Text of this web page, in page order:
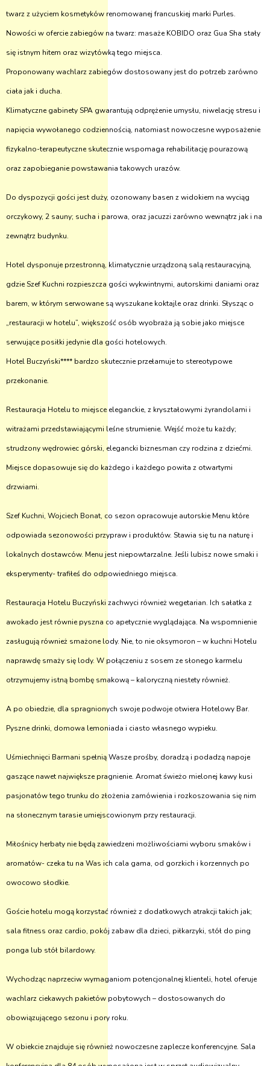
twarz z użyciem kosmetyków renomowanej francuskiej marki Purles.
Nowości w ofercie zabiegów na twarz: masaże KOBIDO oraz Gua Sha stały
się istnym hitem oraz wizytówką tego miejsca.
Proponowany wachlarz zabiegów dostosowany jest do potrzeb zarówno
ciała jak i ducha.
Klimatyczne gabinety SPA gwarantują odprężenie umysłu, niwelację stresu i
napięcia wywołanego codziennością, natomiast nowoczesne wyposażenie
fizykalno-terapeutyczne skutecznie wspomaga rehabilitację pourazową
oraz zapobieganie powstawania takowych urazów.
Do dyspozycji gości jest duży, ozonowany basen z widokiem na wyciąg
orczykowy, 2 sauny; sucha i parowa, oraz jacuzzi zarówno wewnątrz jak i na
zewnątrz budynku.
Hotel dysponuje przestronną, klimatycznie urządzoną salą restauracyjną,
gdzie Szef Kuchni rozpieszcza gości wykwintnymi, autorskimi daniami oraz
barem, w którym serwowane są wyszukane koktajle oraz drinki. Słysząc o
„restauracji w hotelu”, większość osób wyobraża ją sobie jako miejsce
serwujące posiłki jedynie dla gości hotelowych.
Hotel Buczyński**** bardzo skutecznie przełamuje to stereotypowe
przekonanie.
Restauracja Hotelu to miejsce eleganckie, z kryształowymi żyrandolami i
witrażami przedstawiającymi leśne strumienie. Wejść może tu każdy;
strudzony wędrowiec górski, elegancki biznesman czy rodzina z dziećmi.
Miejsce dopasowuje się do każdego i każdego powita z otwartymi
drzwiami.
Szef Kuchni, Wojciech Bonat, co sezon opracowuje autorskie Menu które
odpowiada sezonowości przypraw i produktów. Stawia się tu na naturę i
lokalnych dostawców. Menu jest niepowtarzalne. Jeśli lubisz nowe smaki i
eksperymenty- trafiłeś do odpowiedniego miejsca.
Restauracja Hotelu Buczyński zachwyci również wegetarian. Ich sałatka z
awokado jest równie pyszna co apetycznie wyglądająca. Na wspomnienie
zasługują również smażone lody. Nie, to nie oksymoron – w kuchni Hotelu
naprawdę smaży się lody. W połączeniu z sosem ze słonego karmelu
otrzymujemy istną bombę smakową – kaloryczną niestety również.
A po obiedzie, dla spragnionych swoje podwoje otwiera Hotelowy Bar.
Pyszne drinki, domowa lemoniada i ciasto własnego wypieku.
Uśmiechnięci Barmani spełnią Wasze prośby, doradzą i podadzą napoje
gaszące nawet największe pragnienie. Aromat świeżo mielonej kawy kusi
pasjonatów tego trunku do złożenia zamówienia i rozkoszowania się nim
na słonecznym tarasie umiejscowionym przy restauracji.
Miłośnicy herbaty nie będą zawiedzeni możliwościami wyboru smaków i
aromatów- czeka tu na Was ich cala gama, od gorzkich i korzennych po
owocowo słodkie.
Goście hotelu mogą korzystać również z dodatkowych atrakcji takich jak;
sala fitness oraz cardio, pokój zabaw dla dzieci, piłkarzyki, stół do ping
ponga lub stół bilardowy.
Wychodząc naprzeciw wymaganiom potencjonalnej klienteli, hotel oferuje
wachlarz ciekawych pakietów pobytowych – dostosowanych do
obowiązującego sezonu i pory roku.
W obiekcie znajduje się również nowoczesne zaplecze konferencyjne. Sala